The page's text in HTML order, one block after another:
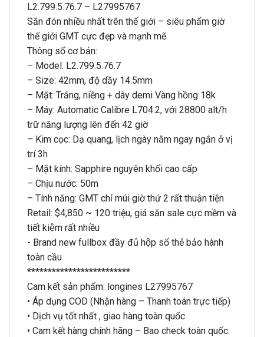
L2.799.5.76.7 – L27995767
Săn đón nhiều nhất trên thế giới – siêu phẩm giờ
thế giới GMT cực đẹp và mạnh mẽ
Thông số cơ bản:
– Model: L2.799.5.76.7
– Size: 42mm, độ dầy 14.5mm
– Mặt: Trắng, niềng + dây demi Vàng hồng 18k
– Máy: Automatic Calibre L704.2, với 28800 alt/h
trữ năng lượng lên đến 42 giờ
– Kim cọc: Dạ quang, lịch ngày nằm ngay ngắn ở vị
trí 3h
– Mặt kính: Sapphire nguyên khối cao cấp
– Chịu nước: 50m
– Tính năng: GMT chỉ múi giờ thứ 2 rất thuận tiện
Retail: $4,850 ~ 120 triệu, giá săn sale cực mềm và
tiết kiệm rất nhiều
​​​​​​​- Brand new fullbox đầy đủ hộp sổ thẻ bảo hành
toàn cầu
*************************
Cam kết sản phẩm: longines L27995767
• Áp dụng COD (Nhận hàng – Thanh toán trực tiếp)
• Dịch vụ tốt nhất , giao hàng toàn quốc
• Cam kết hàng chính hãng – Bao check toàn quốc.